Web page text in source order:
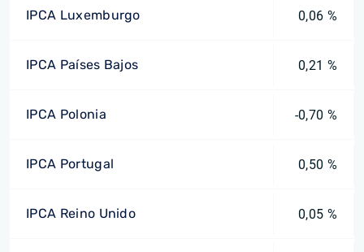
IPCA Luxemburgo 0,06 %
IPCA Países Bajos 0,21 %
IPCA Polonia -0,70 %
IPCA Portugal 0,50 %
IPCA Reino Unido 0,05 %